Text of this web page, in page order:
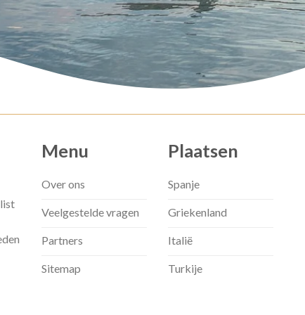
Menu
Over ons
Veelgestelde vragen
Partners
Sitemap
Plaatsen
Spanje
Griekenland
Italië
Turkije